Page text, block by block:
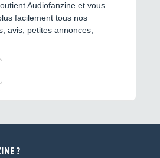
Audiofanzine et vous
facilement tous nos
avis, petites annonces,
?